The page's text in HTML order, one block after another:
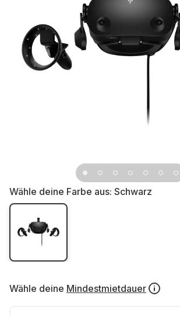
Wähle deine Farbe aus: Schwarz
Wähle deine Mindestmietdauer